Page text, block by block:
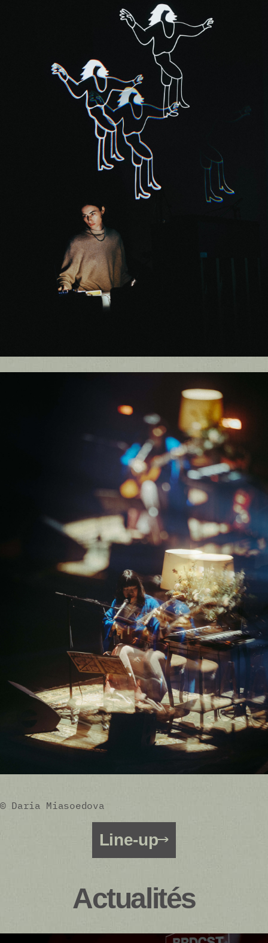
© Daria Miasoedova
Line-up
Actualités